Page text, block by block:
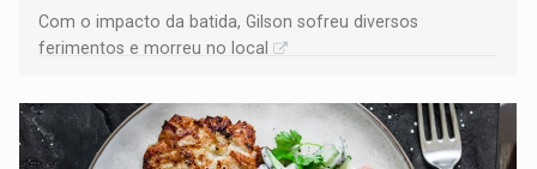
​Com o impacto da batida, Gilson sofreu diversos
ferimentos e morreu no local